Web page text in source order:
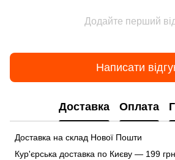
Додайте перший
Написати
Доставка Оплата
Доставка на склад Нової Пошти
Кур'єрська доставка по Києву — 199 грн.